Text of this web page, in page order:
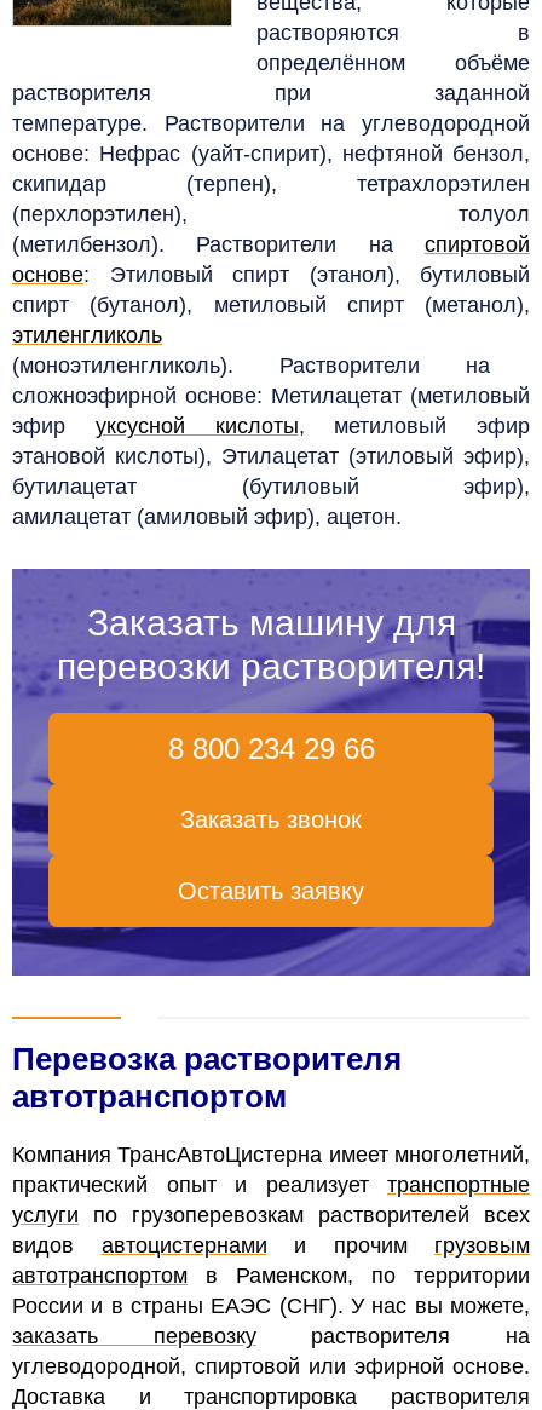
растворяются в
определённом объёме
растворителя при заданной
температуре. Растворители на углеводородной
основе: Нефрас (уайт-спирит), нефтяной бензол,
скипидар (терпен), тетрахлорэтилен
(перхлорэтилен), толуол
(метилбензол). Растворители наспиртовой
основе: Этиловый спирт (этанол), бутиловый
спирт (бутанол), метиловый спирт (метанол),
этиленгликоль
(моноэтиленгликоль). Растворители на
сложноэфирной основе: Метилацетат (метиловый
эфир уксусной кислоты, метиловый эфир
этановой кислоты), Этилацетат (этиловый эфир),
бутилацетат (бутиловый эфир),
амилацетат (амиловый эфир), ацетон.
Заказать машину для
перевозки растворителя!
8 800 234 29 66
Заказать звонок
Оставить заявку
Перевозка растворителя
автотранспортом
Компания ТрансАвтоЦистерна имеет многолетний,
практический опыт и реализует транспортные
услуги по грузоперевозкам растворителей всех
видов автоцистернами и прочим грузовым
автотранспортом в Раменском, по территории
России и в страны ЕАЭС (СНГ). У нас вы можете,
заказать перевозкурастворителя на
углеводородной, спиртовой или эфирной основе.
Доставка и транспортировка растворителя